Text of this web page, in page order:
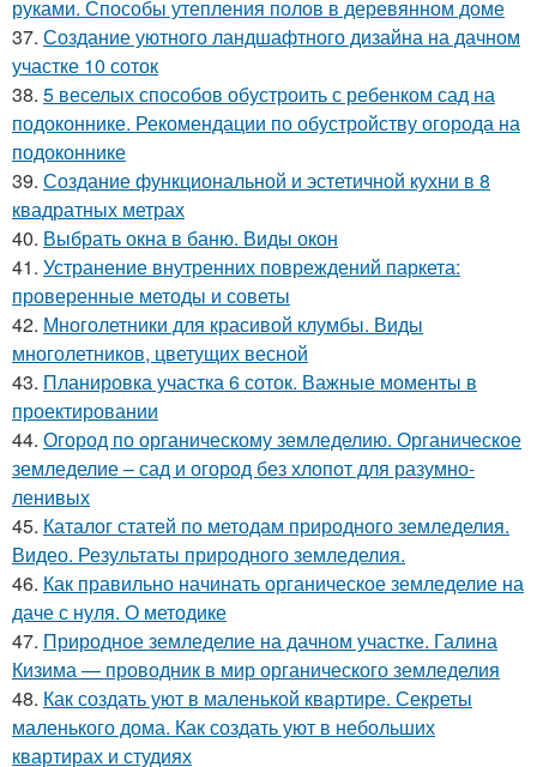
руками. Способы утепления полов в деревянном доме
37. Создание уютного ландшафтного дизайна на дачном
участке 10 соток
38. 5 веселых способов обустроить с ребенком сад на
подоконнике. Рекомендации по обустройству огорода на
подоконнике
39. Создание функциональной и эстетичной кухни в 8
квадратных метрах
40. Выбрать окна в баню. Виды окон
41. Устранение внутренних повреждений паркета:
проверенные методы и советы
42. Многолетники для красивой клумбы. Виды
многолетников, цветущих весной
43. Планировка участка 6 соток. Важные моменты в
проектировании
44. Огород по органическому земледелию. Органическое
земледелие – сад и огород без хлопот для разумно-
ленивых
45. Каталог статей по методам природного земледелия.
Видео. Результаты природного земледелия.
46. Как правильно начинать органическое земледелие на
даче с нуля. О методике
47. Природное земледелие на дачном участке. Галина
Кизима — проводник в мир органического земледелия
48. Как создать уют в маленькой квартире. Секреты
маленького дома. Как создать уют в небольших
квартирах и студиях